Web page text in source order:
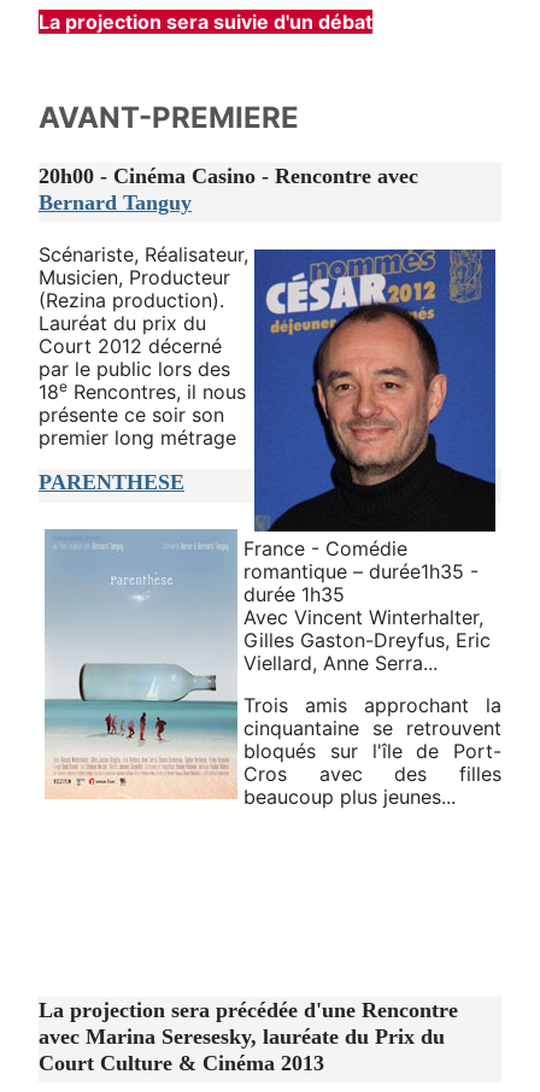
La projection sera suivie d'un débat
AVANT-PREMIERE
20h00 - Cinéma Casino - Rencontre avec
Bernard Tanguy
Scénariste, Réalisateur,
Musicien, Producteur
(Rezina production).
Lauréat du prix du
Court 2012 décerné
par le public lors des
18e Rencontres, il nous
présente ce soir son
premier long métrage
PARENTHESE
France - Comédie
romantique – durée1h35 -
durée 1h35
Avec Vincent Winterhalter,
Gilles Gaston-Dreyfus, Eric
Viellard, Anne Serra...
Trois amis approchant la
cinquantaine se retrouvent
bloqués sur l'île de Port-
Cros avec des filles
beaucoup plus jeunes...
La projection sera précédée d'une Rencontre
avec Marina Seresesky, lauréate du Prix du
Court Culture & Cinéma 2013